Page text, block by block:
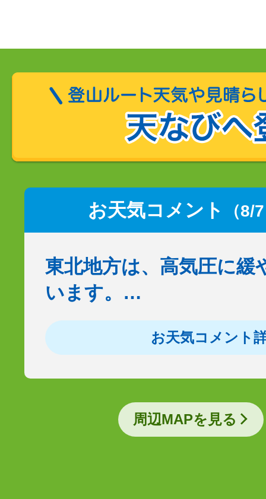
お天気コメント （8/
東北地方は、高気圧に緩
います。…
お天気コメント
周辺MAPを見る